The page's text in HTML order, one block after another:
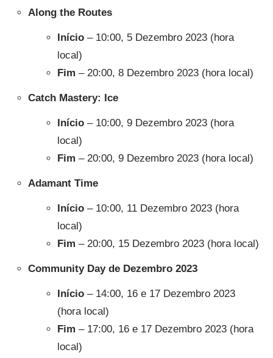
Along the Routes
Início– 10:00, 5 Dezembro 2023 (hora
local)
Fim – 20:00, 8 Dezembro 2023 (hora local)
Catch Mastery: Ice
Início– 10:00, 9 Dezembro 2023 (hora
local)
Fim – 20:00, 9 Dezembro 2023 (hora local)
Adamant Time
Início– 10:00, 11 Dezembro 2023 (hora
local)
Fim – 20:00, 15 Dezembro 2023 (hora local)
Community Day de Dezembro 2023
Início– 14:00, 16 e 17 Dezembro 2023
(hora local)
Fim – 17:00, 16 e 17 Dezembro 2023 (hora
local)